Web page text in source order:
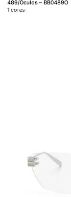
489/Óculos – BB0489O
1 cores